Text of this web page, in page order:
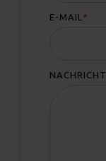
E-MAIL *
NACHRICHT